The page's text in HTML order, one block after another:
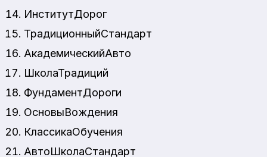
ИнститутДорог
ТрадиционныйСтандарт
АкадемическийАвто
ШколаТрадиций
ФундаментДороги
ОсновыВождения
КлассикаОбучения
АвтоШколаСтандарт